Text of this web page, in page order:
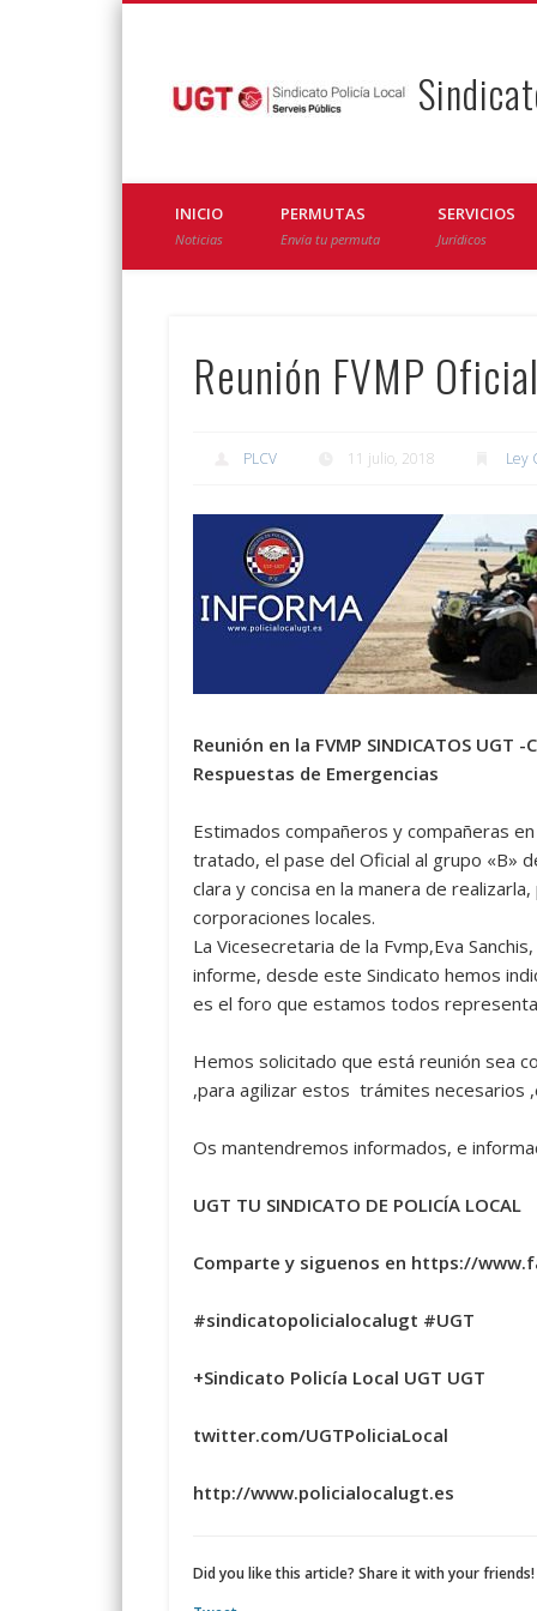
FacebookTwitter
INICIO
Noticias
PERMUTAS
Envía tu permuta
SERVICIOS
Jurídicos
Reunión FVMP
PLCV 11 julio, 2018 Ley
Reunión en la FVMP SINDICATOS
Respuestas de Emergencias
Estimados compañeros y compañeras
tratado, el pase del Oficial al grupo «B»
clara y concisa en la manera de
corporaciones locales.
La Vicesecretaria de la Fvmp,Eva
informe, desde este Sindicato hemos
es el foro que estamos todos
Hemos solicitado que está reunión sea
,para agilizar estos trámites necesarios
Os mantendremos informados, e
UGT TU SINDICATO DE POLICÍA LOCAL
Comparte y siguenos en https://
#sindicatopolicialocalugt #UGT
+Sindicato Policía Local UGT UGT
twitter.com/UGTPoliciaLocal
http://www.policialocalugt.es
Did you like this article? Share it with your friends!